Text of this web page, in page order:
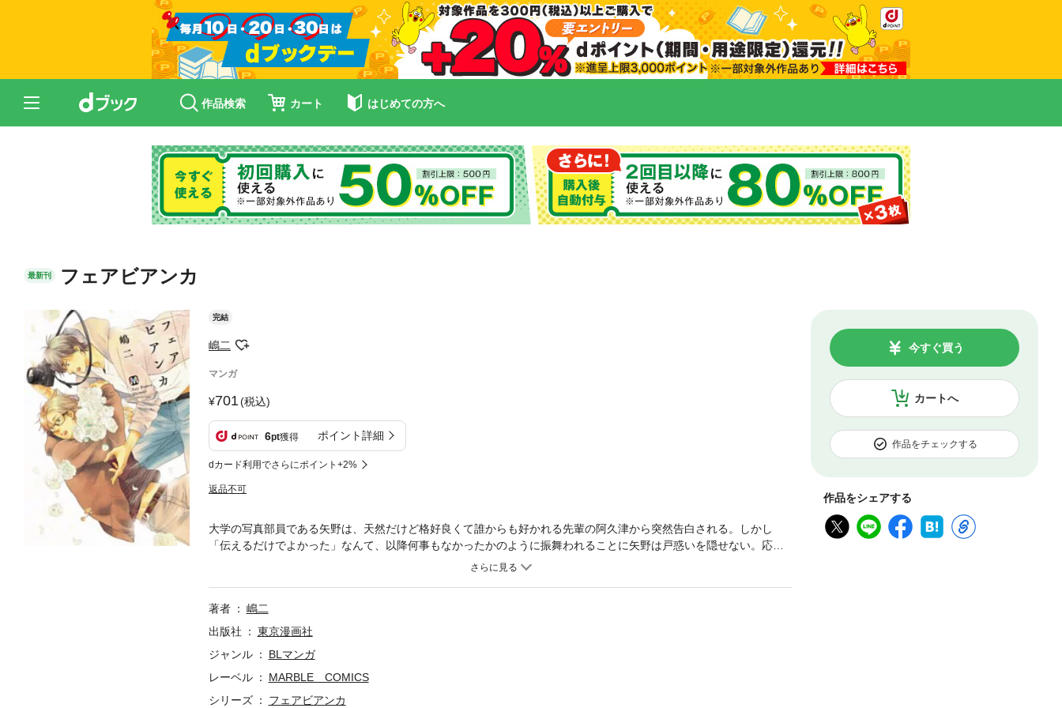
作品検索 カート はじめての方へ
最新刊 フェアビアンカ
完結
嶋二
マンガ
701(税込)
6pt獲得 ポイント詳細
dカード利用でさらにポイント+2%
返品不可
カートへ
今すぐ買う
作品をチェックする
作品をシェアする
大学の写真部員である矢野は、天然だけど格好良くて誰からも好かれる先輩の阿久津から突然告白される。しかし
「伝えるだけでよかった」なんて、以降何事もなかったかのように振舞われることに矢野は戸惑いを隠せない。応え
も何も求めてこない阿久津に自分ばかりが意識しているとイライラが募り――。
著者
嶋二
出版社
東京漫画社
ジャンル
BLマンガ
レーベル
MARBLE COMICS
シリーズ
フェアビアンカ